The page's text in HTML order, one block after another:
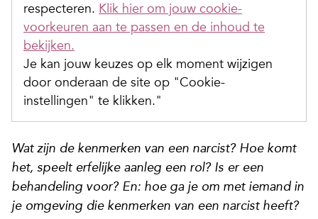
respecteren. Klik hier om jouw cookie-
voorkeuren aan te passen en de inhoud te
bekijken.
Je kan jouw keuzes op elk moment wijzigen
door onderaan de site op "Cookie-
instellingen" te klikken."
Wat zijn de kenmerken van een narcist? Hoe komt
het, speelt erfelijke aanleg een rol? Is er een
behandeling voor? En: hoe ga je om met iemand in
je omgeving die kenmerken van een narcist heeft?